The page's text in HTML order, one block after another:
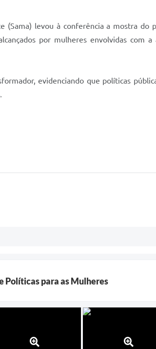
levou à conferência a mostra do
por mulheres envolvidas
evidenciando que políticas
Políticas para as Mulheres